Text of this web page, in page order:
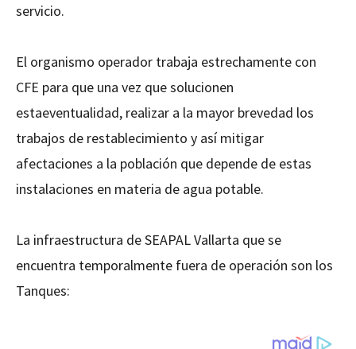
servicio.
El organismo operador trabaja estrechamente con
CFE para que una vez que solucionen
estaeventualidad, realizar a la mayor brevedad los
trabajos de restablecimiento y así mitigar
afectaciones a la población que depende de estas
instalaciones en materia de agua potable.
La infraestructura de SEAPAL Vallarta que se
encuentra temporalmente fuera de operación son los
Tanques: